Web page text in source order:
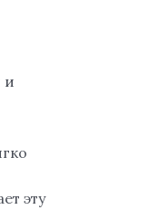
и
эту